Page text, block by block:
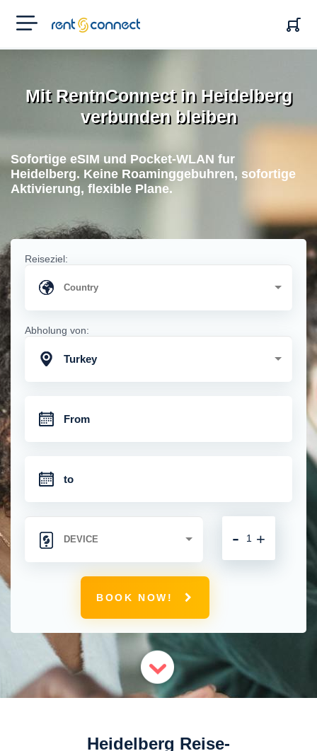
RENT'N
CONNECT
Mit RentnConnect in Heidelberg
verbunden bleiben
Sofortige eSIM und Pocket-WLAN fur
Heidelberg. Keine Roaminggebuhren, sofortige
Aktivierung, flexible Plane.
Reiseziel:
Abholung von:
Turkey
+
-
BOOK NOW!
Heidelberg Reise-